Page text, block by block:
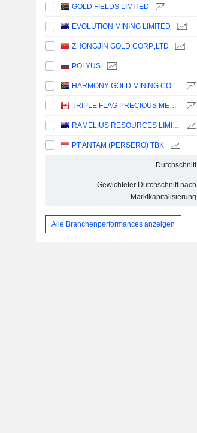
GOLD FIELDS LIMITED
EVOLUTION MINING LIMITED
ZHONGJIN GOLD CORP.,LTD
POLYUS
HARMONY GOLD MINING COMPANY LIMITED
TRIPLE FLAG PRECIOUS METALS CORP.
RAMELIUS RESOURCES LIMITED
PT ANTAM (PERSERO) TBK
Durchschnitt
Gewichteter Durchschnitt nach
Marktkapitalisierung
Alle Branchenperformances anzeigen